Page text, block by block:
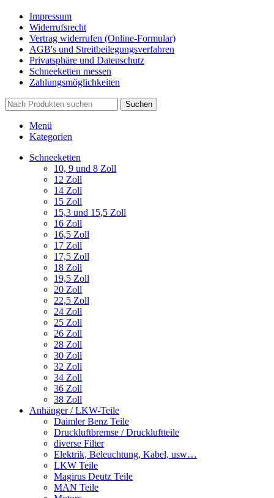
Impressum
Widerrufsrecht
Vertrag widerrufen (Online-Formular)
AGB's und Streitbeilegungsverfahren
Privatsphäre und Datenschutz
Schneeketten messen
Zahlungsmöglichkeiten
Suchen
Menü
Kategorien
Schneeketten
10, 9 und 8 Zoll
12 Zoll
14 Zoll
15 Zoll
15,3 und 15,5 Zoll
16 Zoll
16,5 Zoll
17 Zoll
17,5 Zoll
18 Zoll
19,5 Zoll
20 Zoll
22,5 Zoll
24 Zoll
25 Zoll
26 Zoll
28 Zoll
30 Zoll
32 Zoll
34 Zoll
36 Zoll
38 Zoll
Anhänger / LKW-Teile
Daimler Benz Teile
Druckluftbremse / Druckluftteile
diverse Filter
Elektrik, Beleuchtung, Kabel, usw…
LKW Teile
Magirus Deutz Teile
MAN Teile